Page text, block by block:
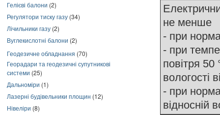
Гелієві балони (2)
Регулятори тиску газу (34)
Лічильники газу (2)
Вуглекислотні балони (2)
Геодезичне обладнання (70)
Георадари та геодезичні супутникові
системи (25)
Дальноміри (1)
Лазерні будівельники площин (12)
Нівеліри (8)
не менше
- при
- при
повітря 50
вологості
- при
відносній